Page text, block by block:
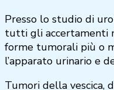
Presso lo studio di
tutti gli accertamenti
forme tumorali più o
l’apparato urinario e
Tumori della vescica,